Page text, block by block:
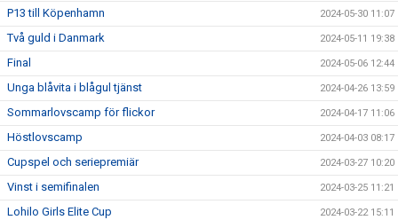
P13 till Köpenhamn 2024-05-30 11:07
Två guld i Danmark 2024-05-11 19:38
Final 2024-05-06 12:44
Unga blåvita i blågul tjänst 2024-04-26 13:59
Sommarlovscamp för flickor 2024-04-17 11:06
Höstlovscamp 2024-04-03 08:17
Cupspel och seriepremiär 2024-03-27 10:20
Vinst i semifinalen 2024-03-25 11:21
Lohilo Girls Elite Cup 2024-03-22 15:11